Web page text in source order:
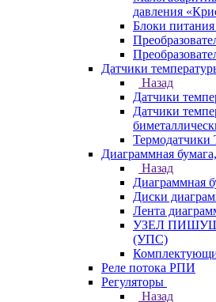
давления
Блоки
Датчики
Назад
Датчики
Датчики
Диаграммная
Назад
Диаграммная
Диски
Лента
УЗЕЛ
(УПС)
Реле потока РПИ
Регуляторы
Назад